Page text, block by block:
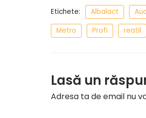
Etichete: Albalact
Metro
Profi reatil
Lasă un
Adresa ta de email nu